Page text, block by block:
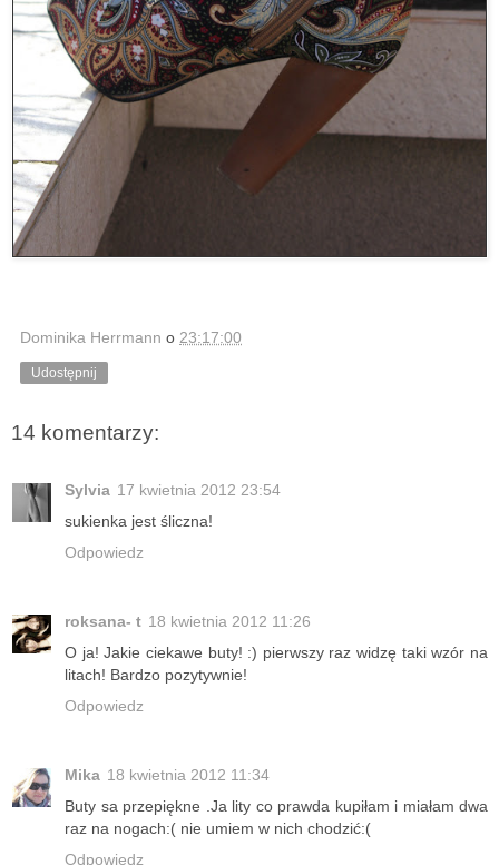
Dominika Herrmann o 23:17:00
Udostępnij
14 komentarzy:
Sylvia 17 kwietnia 2012 23:54
sukienka jest śliczna!
Odpowiedz
roksana- t 18 kwietnia 2012 11:26
O ja! Jakie ciekawe buty! :) pierwszy raz widzę taki wzór na
litach! Bardzo pozytywnie!
Odpowiedz
Mika 18 kwietnia 2012 11:34
Buty sa przepiękne .Ja lity co prawda kupiłam i miałam dwa
raz na nogach:( nie umiem w nich chodzić:(
Odpowiedz